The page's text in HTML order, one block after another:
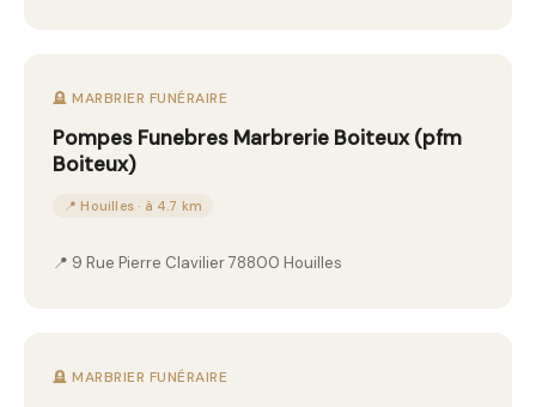
🪦 MARBRIER FUNÉRAIRE
Pompes Funebres Marbrerie Boiteux (pfm
Boiteux)
📍 Houilles · à 4.7 km
📍 9 Rue Pierre Clavilier 78800 Houilles
🪦 MARBRIER FUNÉRAIRE